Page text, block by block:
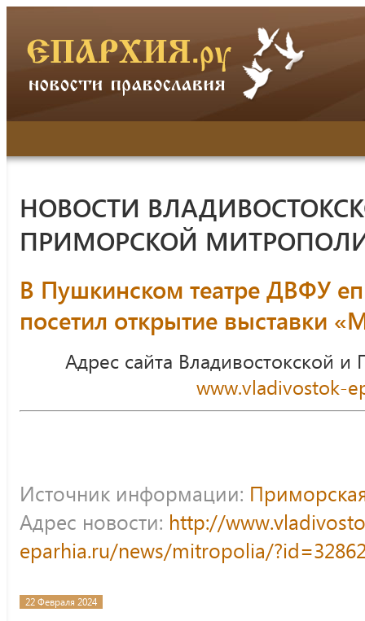
НОВОСТИ
ПРИМОРСКОЙ
В Пушкинском театре ДВФУ
посетил открытие выставки
Адрес сайта Владивостокской
www.vladivostok-
Источник информации:
Адрес новости: http://
eparhia.ru/news/mitropolia/
22 Февраля 2024